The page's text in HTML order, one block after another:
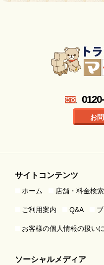
お
サイトコンテンツ
ホーム 店舗・料金検索
ご利用案内 Q&A
お客様の個人情報の扱い
ソーシャルメディア